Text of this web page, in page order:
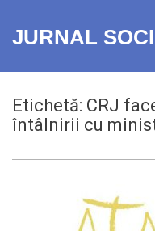
JURNAL
Etichetă: CRJ
întâlnirii cu